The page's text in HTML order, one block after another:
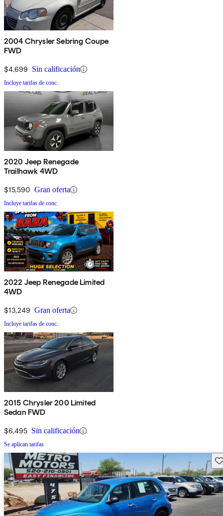
2004 Chrysler Sebring Coupe
FWD
$4,699 Sin calificación
Incluye tarifas de conc.
2020 Jeep Renegade
Trailhawk 4WD
$15,590 Gran oferta
Incluye tarifas de conc.
2022 Jeep Renegade Limited
4WD
$13,249 Gran oferta
Incluye tarifas de conc.
2015 Chrysler 200 Limited
Sedan FWD
$6,495 Sin calificación
Se aplican tarifas